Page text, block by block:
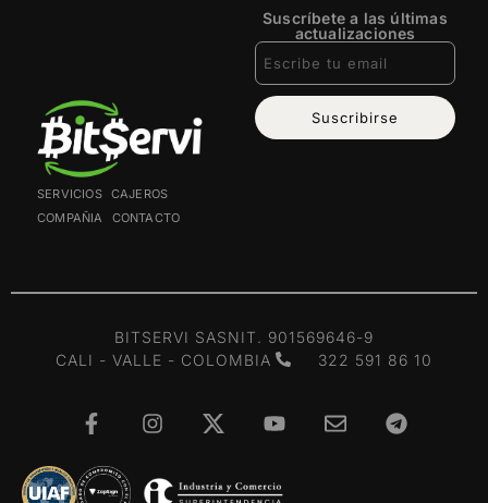
SERVICIOS CAJEROS
COMPAÑIA
CONTACTO
Suscríbete a las últimas
actualizaciones
Suscribirse
BITSERVI SASNIT. 901569646-9
CALI - VALLE - COLOMBIA
322 591 86 10